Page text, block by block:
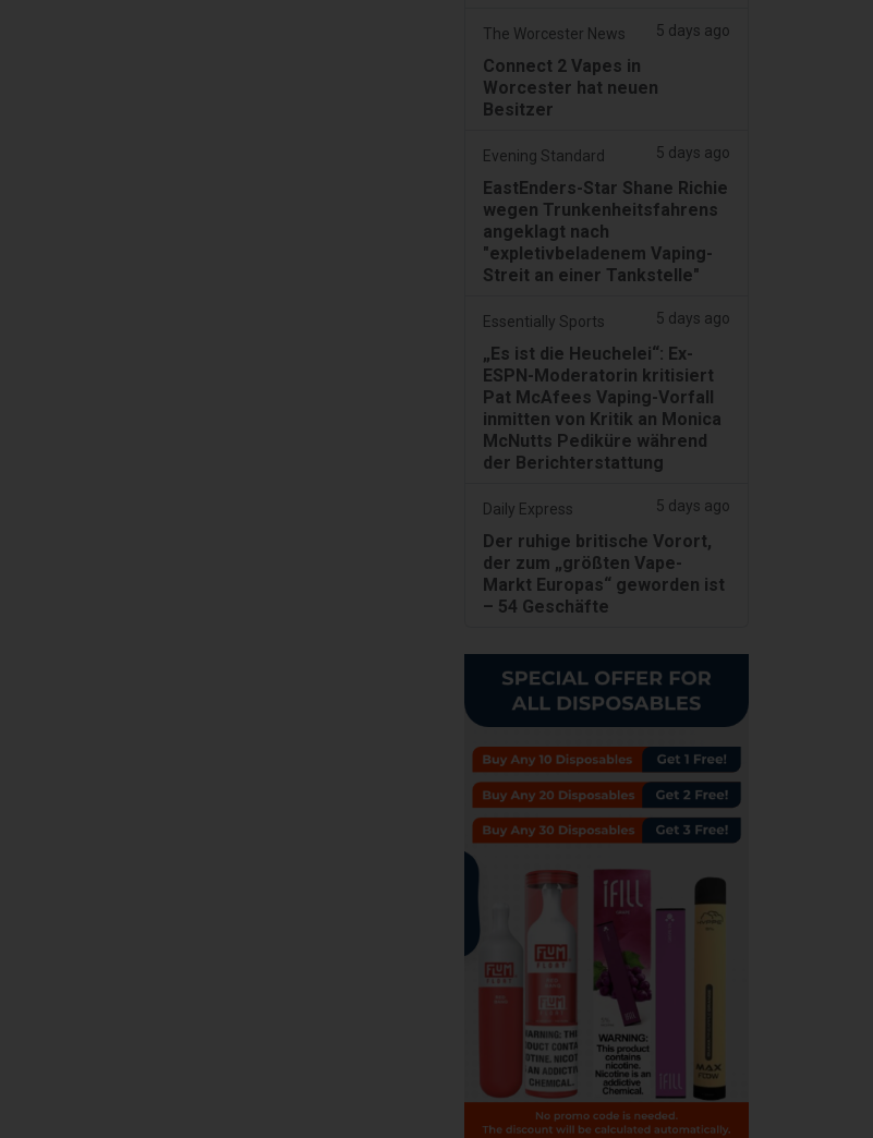
The Worcester News 5 days ago
Connect 2 Vapes in
Worcester hat neuen
Besitzer
Evening Standard 5 days ago
EastEnders-Star Shane Richie
wegen Trunkenheitsfahrens
angeklagt nach
"expletivbeladenem Vaping-
Streit an einer Tankstelle"
Essentially Sports 5 days ago
„Es ist die Heuchelei“: Ex-
ESPN-Moderatorin kritisiert
Pat McAfees Vaping-Vorfall
inmitten von Kritik an Monica
McNutts Pediküre während
der Berichterstattung
Daily Express 5 days ago
Der ruhige britische Vorort,
der zum „größten Vape-
Markt Europas“ geworden ist
– 54 Geschäfte